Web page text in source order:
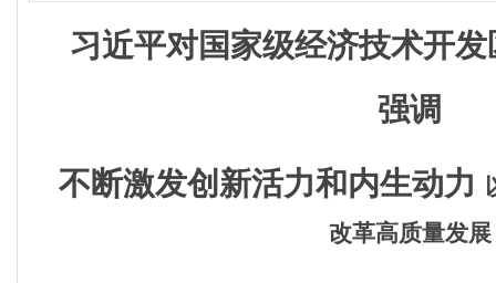
习近平对国家级经济技术开
强调
不断激发创新活力和内生动力
改革高质量发展